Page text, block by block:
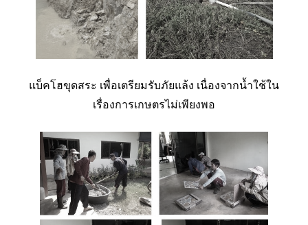
แบ็คโฮขุดสระ เพื่อเตรียมรับภัยแล้ง เนื่องจากน้ำใช้ใน
เรื่องการเกษตรไม่เพียงพอ